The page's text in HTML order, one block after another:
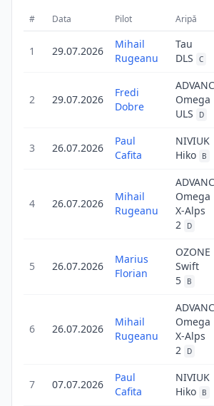
# Data Pilot Aripă
1 29.07.2026
Mihail
Rugeanu
Tau
DLS
C
2 29.07.2026
Fredi
Dobre
Omega
ULS
D
3 26.07.2026
Paul
Cafita
NIVIUK
Hiko
B
4 26.07.2026
Mihail
Rugeanu
Omega
X-Alps
2
D
5 26.07.2026
Marius
Florian
OZONE
Swift
5
B
6 26.07.2026
Mihail
Rugeanu
Omega
X-Alps
2
D
7 07.07.2026
Paul
Cafita
NIVIUK
Hiko
B